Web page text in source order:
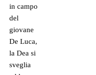
in campo
del
giovane
De Luca,
la Dea si
sveglia